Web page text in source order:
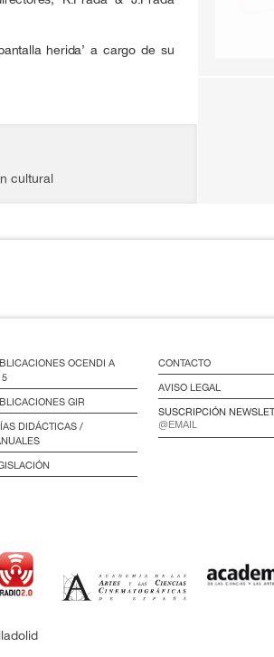
herida’ a cargo de su
cultural
OCENDI A
GIR
DIDÁCTICAS /
CONTACTO
AVISO LEGAL
SUSCRIPCIÓN